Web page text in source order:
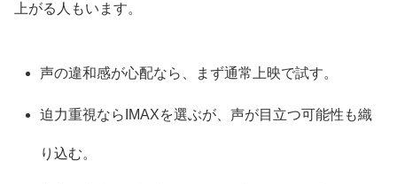
上がる人もいます。
声の違和感が心配なら、まず通常上映で試す。
迫力重視ならIMAXを選ぶが、声が目立つ可能性も織
り込む。